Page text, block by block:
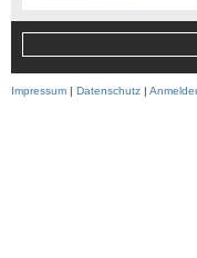
Impressum | Datenschutz |